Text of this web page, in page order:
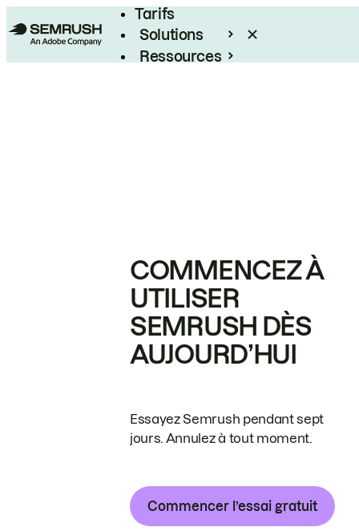
Tarifs
Solutions
Ressources
COMMENCEZ À
UTILISER
SEMRUSH DÈS
AUJOURD’HUI
Essayez Semrush pendant sept
jours. Annulez à tout moment.
Commencer l’essai gratuit